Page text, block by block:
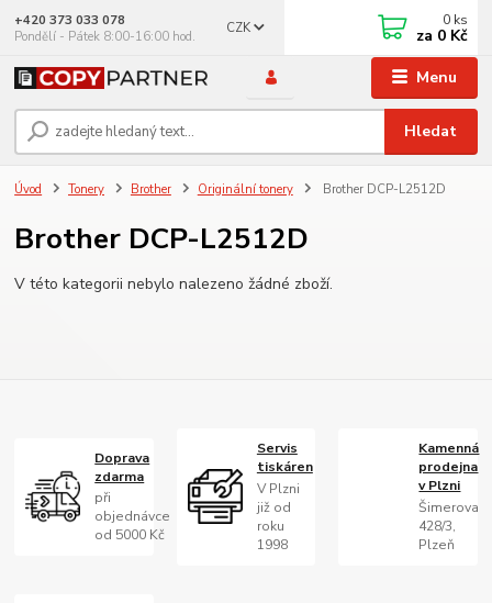
Menu
CZK
Hledat
+420 373 033 078
Pondělí - Pátek 8:00-16:00 hod.
0 ks
za 0 Kč
Úvod Tonery Brother Originální tonery Brother DCP-L2512D
Brother DCP-L2512D
V této kategorii nebylo nalezeno žádné zboží.
Doprava
zdarma
při
objednávce
od 5000 Kč
Servis
tiskáren
V Plzni
již od
roku
1998
Kamenná
prodejna
v Plzni
Šimerova
428/3,
Plzeň